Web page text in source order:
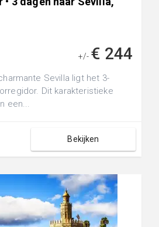
+/- € 244
Sevilla ligt het 3-
Dit karakteristieke
een...
Bekijken